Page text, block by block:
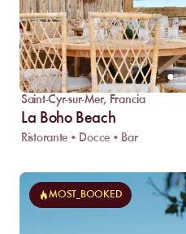
Saint-Cyr-sur-Mer, Francia
La Boho Beach
Ristorante • Docce • Bar
MOST_BOOKED